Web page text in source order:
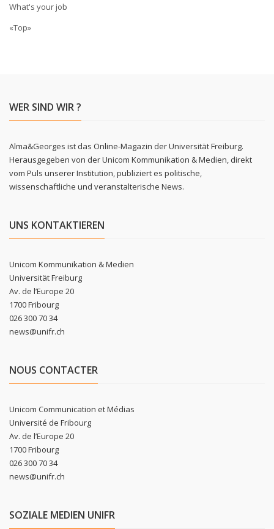
What's your job
«Top»
WER SIND WIR ?
Alma&Georges ist das Online-Magazin der Universität Freiburg.
Herausgegeben von der Unicom Kommunikation & Medien, direkt
vom Puls unserer Institution, publiziert es politische,
wissenschaftliche und veranstalterische News.
UNS KONTAKTIEREN
Unicom Kommunikation & Medien
Universität Freiburg
Av. de l’Europe 20
1700 Fribourg
026 300 70 34
news@unifr.ch
NOUS CONTACTER
Unicom Communication et Médias
Université de Fribourg
Av. de l’Europe 20
1700 Fribourg
026 300 70 34
news@unifr.ch
SOZIALE MEDIEN UNIFR